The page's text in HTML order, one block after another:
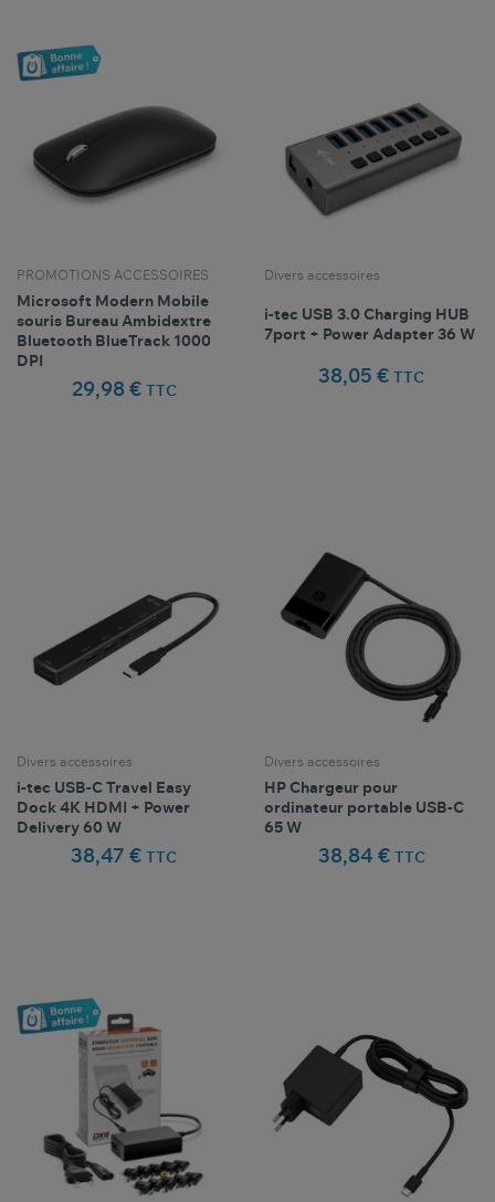
PROMOTIONS ACCESSOIRES
Microsoft Modern Mobile
souris Bureau Ambidextre
Bluetooth BlueTrack 1000
DPI
29,98 € TTC
Divers accessoires
i-tec USB 3.0 Charging HUB
7port + Power Adapter 36 W
38,05 € TTC
Divers accessoires
i-tec USB-C Travel Easy
Dock 4K HDMI + Power
Delivery 60 W
38,47 € TTC
Divers accessoires
HP Chargeur pour
ordinateur portable USB-C
65 W
38,84 € TTC